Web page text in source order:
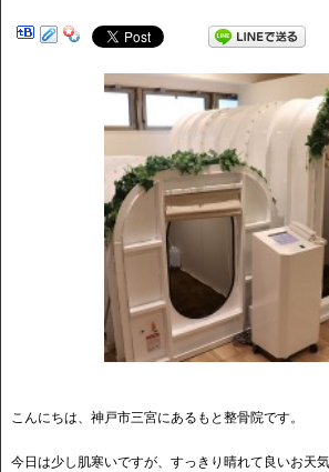
こんにちは、神戸市三宮にあるもと整骨院です。
今日は少し肌寒いですが、すっきり晴れて良いお天気